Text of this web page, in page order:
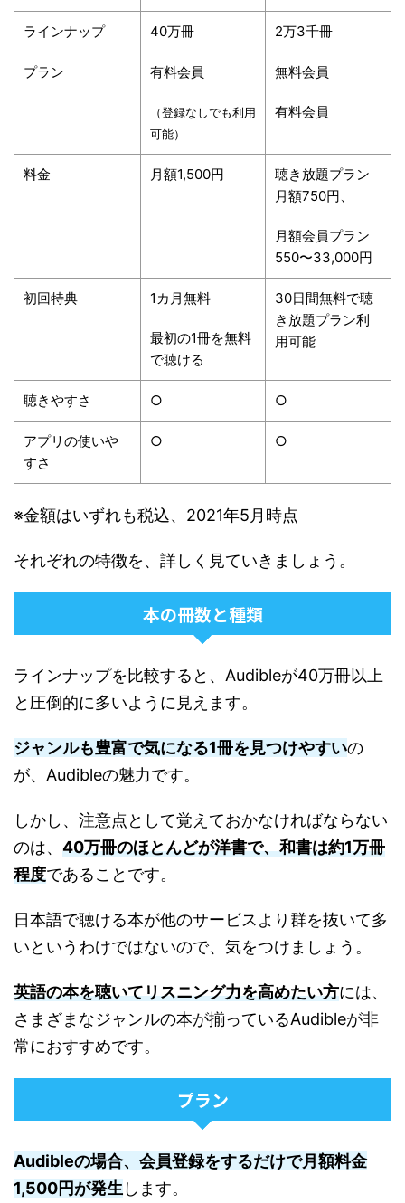
ラインナップ 40万冊 2万3千冊
プラン 有料会員
（登録なしでも利用
可能）
無料会員
有料会員
料金 月額1,500円
聴き放題プラン
月額750円、
月額会員プラン
550〜33,000円
初回特典 1カ月無料
最初の1冊を無料
で聴ける
30日間無料で聴
き放題プラン利
用可能
聴きやすさ ○ ○
アプリの使いや
すさ
○ ○
※金額はいずれも税込、2021年5月時点
それぞれの特徴を、詳しく見ていきましょう。
本の冊数と種類
ラインナップを比較すると、Audibleが40万冊以上
と圧倒的に多いように見えます。
ジャンルも豊富で気になる1冊を見つけやすいの
が、Audibleの魅力です。
しかし、注意点として覚えておかなければならない
のは、 40万冊のほとんどが洋書で、和書は約1万冊
程度であることです。
日本語で聴ける本が他のサービスより群を抜いて多
いというわけではないので、気をつけましょう。
英語の本を聴いてリスニング力を高めたい方には、
さまざまなジャンルの本が揃っているAudibleが非
常におすすめです。
プラン
Audibleの場合、会員登録をするだけで月額料金
1,500円が発生 します。